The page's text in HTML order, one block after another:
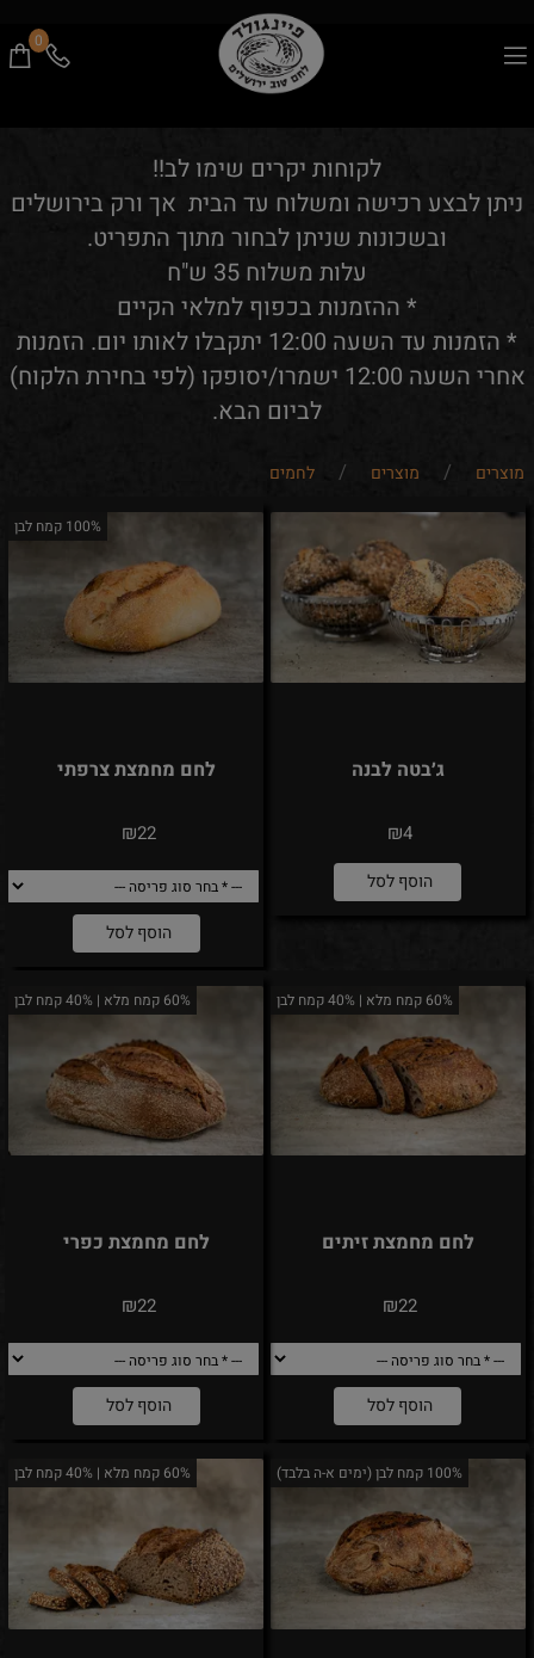
0
לקוחות יקרים שימו לב!!
ניתן לבצע רכישה ומשלוח עד הבית אך ורק בירושלים
ובשכונות שניתן לבחור מתוך התפריט.
עלות משלוח 35 ש"ח
* ההזמנות בכפוף למלאי הקיים
* הזמנות עד השעה 12:00 יתקבלו לאותו יום. הזמנות
אחרי השעה 12:00 ישמרו/יסופקו (לפי בחירת הלקוח)
לביום הבא.
מוצרים / מוצרים / לחמים
ג׳בטה לבנה
₪4
הוסף לסל
100% קמח לבן
לחם מחמצת צרפתי
₪22
הוסף לסל
60% קמח מלא | 40% קמח לבן
לחם מחמצת זיתים
₪22
הוסף לסל
60% קמח מלא | 40% קמח לבן
לחם מחמצת כפרי
₪22
הוסף לסל
100% קמח לבן (ימים א-ה בלבד) 60% קמח מלא | 40% קמח לבן